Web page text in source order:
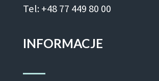
Tel: +48 77 449 80 00
INFORMACJE